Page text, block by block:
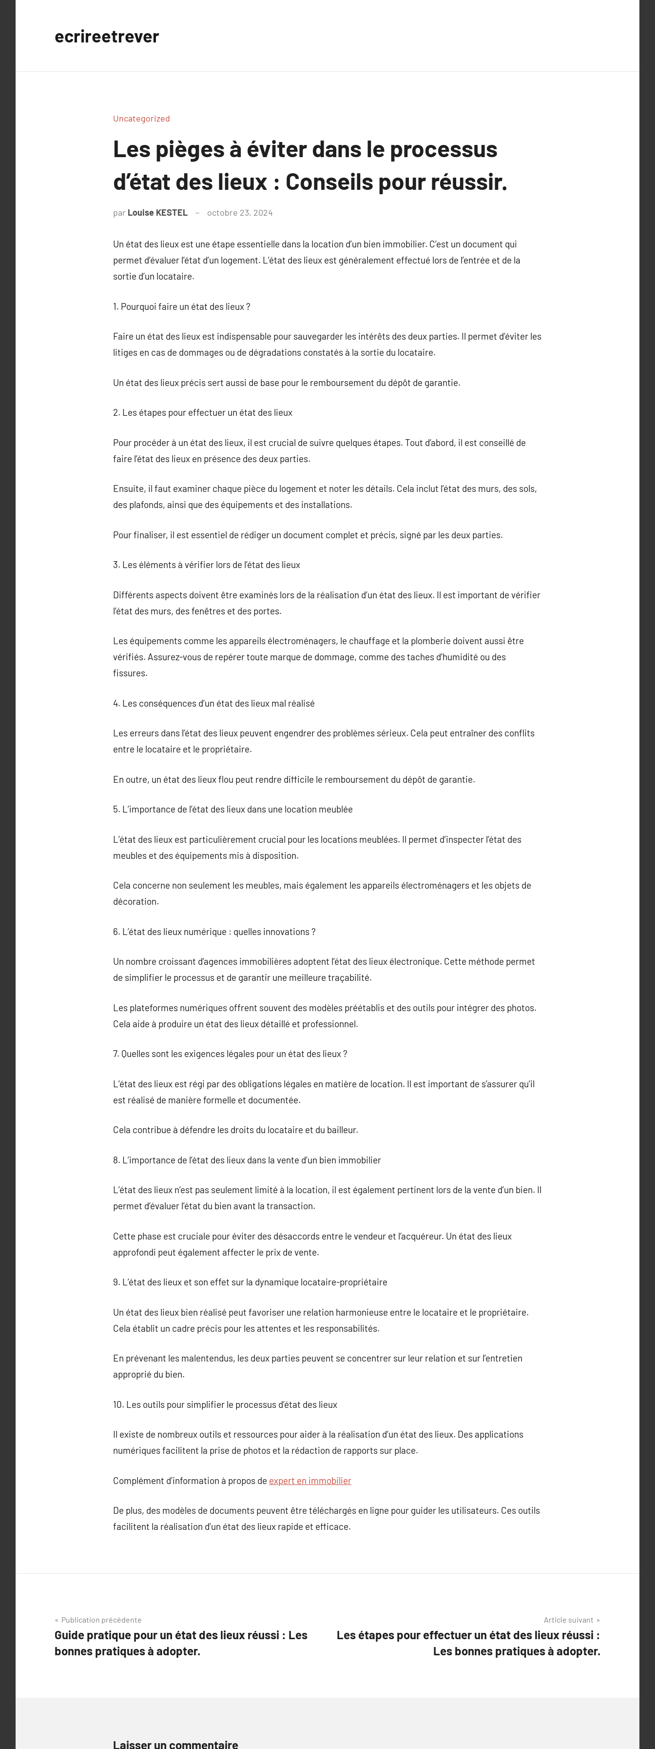
ecrireetrever
Uncategorized
Les pièges à éviter dans le processus
d’état des lieux : Conseils pour réussir.
par Louise KESTEL octobre 23, 2024
Un état des lieux est une étape essentielle dans la location d’un bien immobilier. C’est un document qui
permet d’évaluer l’état d’un logement. L’état des lieux est généralement effectué lors de l’entrée et de la
sortie d’un locataire.
1. Pourquoi faire un état des lieux ?
Faire un état des lieux est indispensable pour sauvegarder les intérêts des deux parties. Il permet d’éviter les
litiges en cas de dommages ou de dégradations constatés à la sortie du locataire.
Un état des lieux précis sert aussi de base pour le remboursement du dépôt de garantie.
2. Les étapes pour effectuer un état des lieux
Pour procéder à un état des lieux, il est crucial de suivre quelques étapes. Tout d’abord, il est conseillé de
faire l’état des lieux en présence des deux parties.
Ensuite, il faut examiner chaque pièce du logement et noter les détails. Cela inclut l’état des murs, des sols,
des plafonds, ainsi que des équipements et des installations.
Pour finaliser, il est essentiel de rédiger un document complet et précis, signé par les deux parties.
3. Les éléments à vérifier lors de l’état des lieux
Différents aspects doivent être examinés lors de la réalisation d’un état des lieux. Il est important de vérifier
l’état des murs, des fenêtres et des portes.
Les équipements comme les appareils électroménagers, le chauffage et la plomberie doivent aussi être
vérifiés. Assurez-vous de repérer toute marque de dommage, comme des taches d’humidité ou des
fissures.
4. Les conséquences d’un état des lieux mal réalisé
Les erreurs dans l’état des lieux peuvent engendrer des problèmes sérieux. Cela peut entraîner des conflits
entre le locataire et le propriétaire.
En outre, un état des lieux flou peut rendre difficile le remboursement du dépôt de garantie.
5. L’importance de l’état des lieux dans une location meublée
L’état des lieux est particulièrement crucial pour les locations meublées. Il permet d’inspecter l’état des
meubles et des équipements mis à disposition.
Cela concerne non seulement les meubles, mais également les appareils électroménagers et les objets de
décoration.
6. L’état des lieux numérique : quelles innovations ?
Un nombre croissant d’agences immobilières adoptent l’état des lieux électronique. Cette méthode permet
de simplifier le processus et de garantir une meilleure traçabilité.
Les plateformes numériques offrent souvent des modèles préétablis et des outils pour intégrer des photos.
Cela aide à produire un état des lieux détaillé et professionnel.
7. Quelles sont les exigences légales pour un état des lieux ?
L’état des lieux est régi par des obligations légales en matière de location. Il est important de s’assurer qu’il
est réalisé de manière formelle et documentée.
Cela contribue à défendre les droits du locataire et du bailleur.
8. L’importance de l’état des lieux dans la vente d’un bien immobilier
L’état des lieux n’est pas seulement limité à la location, il est également pertinent lors de la vente d’un bien. Il
permet d’évaluer l’état du bien avant la transaction.
Cette phase est cruciale pour éviter des désaccords entre le vendeur et l’acquéreur. Un état des lieux
approfondi peut également affecter le prix de vente.
9. L’état des lieux et son effet sur la dynamique locataire-propriétaire
Un état des lieux bien réalisé peut favoriser une relation harmonieuse entre le locataire et le propriétaire.
Cela établit un cadre précis pour les attentes et les responsabilités.
En prévenant les malentendus, les deux parties peuvent se concentrer sur leur relation et sur l’entretien
approprié du bien.
10. Les outils pour simplifier le processus d’état des lieux
Il existe de nombreux outils et ressources pour aider à la réalisation d’un état des lieux. Des applications
numériques facilitent la prise de photos et la rédaction de rapports sur place.
Complément d’information à propos de expert en immobilier
De plus, des modèles de documents peuvent être téléchargés en ligne pour guider les utilisateurs. Ces outils
facilitent la réalisation d’un état des lieux rapide et efficace.
Navigation
de
l’article
Publication précédente
Guide pratique pour un état des lieux réussi : Les
bonnes pratiques à adopter.
Article suivant
Les étapes pour effectuer un état des lieux réussi :
Les bonnes pratiques à adopter.
Laisser un commentaire